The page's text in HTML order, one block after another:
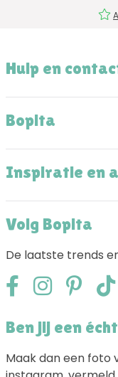
Hulp en
Bopita
Inspiratie en
Volg Bopita
De laatste trends
Ben jij een
Maak dan een foto